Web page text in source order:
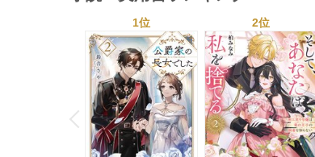
P
r
e
v
i
o
u
s
1位 2位